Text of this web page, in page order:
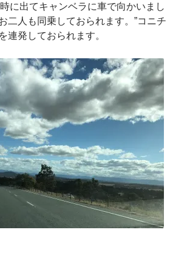
に出てキャンベラに車で向かいまし
二人も同乗しておられます。”コニチ
連発しておられます。